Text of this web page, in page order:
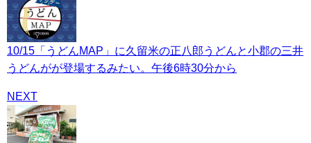
10/15「うどんMAP」に久留米の正八郎うどんと小郡の三井
うどんがが登場するみたい。午後6時30分から
NEXT